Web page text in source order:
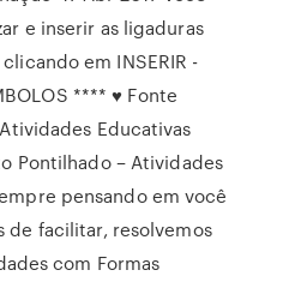
e inserir as ligaduras
em INSERIR -
**** ♥ Fonte
Educativas
Pontilhado – Atividades
pensando em você
de facilitar, resolvemos
com Formas